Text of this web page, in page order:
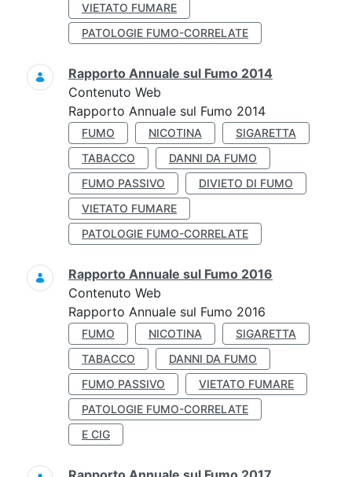
VIETATO FUMARE
PATOLOGIE FUMO-CORRELATE
Rapporto Annuale sul Fumo 2014
Contenuto Web
Rapporto Annuale sul Fumo 2014
FUMO NICOTINA
SIGARETTA
TABACCO
DANNI DA FUMO
FUMO PASSIVO
DIVIETO DI FUMO
VIETATO FUMARE
PATOLOGIE FUMO-CORRELATE
Rapporto Annuale sul Fumo 2016
Contenuto Web
Rapporto Annuale sul Fumo 2016
FUMO NICOTINA
SIGARETTA
TABACCO
DANNI DA FUMO
FUMO PASSIVO
VIETATO FUMARE
PATOLOGIE FUMO-CORRELATE
E CIG